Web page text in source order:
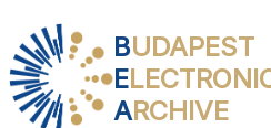
BUDAPEST
E
ARCHIVE